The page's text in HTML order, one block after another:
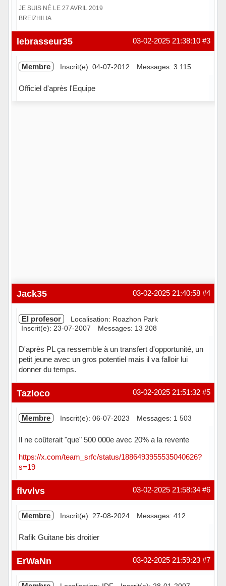
JE SUIS NÉ LE 27 AVRIL 2019
BREIZHILIA
Hors ligne #3
03-02-2025 21:38:10
lebrasseur35
Membre Inscrit(e): 04-07-2012 Messages: 3 115
Officiel d'après l'Equipe
#4
03-02-2025 21:40:58
Jack35
El profesor
Localisation: Roazhon Park
Inscrit(e): 23-07-2007
Messages: 13 208
D'après PL ça ressemble à un transfert d'opportunité, un
petit jeune avec un gros potentiel mais il va falloir lui
donner du temps.
Hors ligne #5
03-02-2025 21:51:32
Tazloco
Membre Inscrit(e): 06-07-2023 Messages: 1 503
Il ne coûterait "que" 500 000e avec 20% a la revente
https://x.com/team_srfc/status/1886493955535040626?
s=19
Hors ligne #6
03-02-2025 21:58:34
flvvlvs
Membre Inscrit(e): 27-08-2024 Messages: 412
Rafik Guitane bis droitier
Hors ligne #7
03-02-2025 21:59:23
ErWaNn